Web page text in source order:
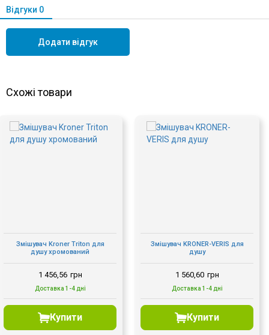
Відгуки 0
Додати відгук
Схожі товари
Змішувач Kroner Triton для
душу хромований
1 456,56 грн
Доставка 1-4 дні
Купити
Змішувач KRONER-VERIS для
душу
1 560,60 грн
Доставка 1-4 дні
Купити